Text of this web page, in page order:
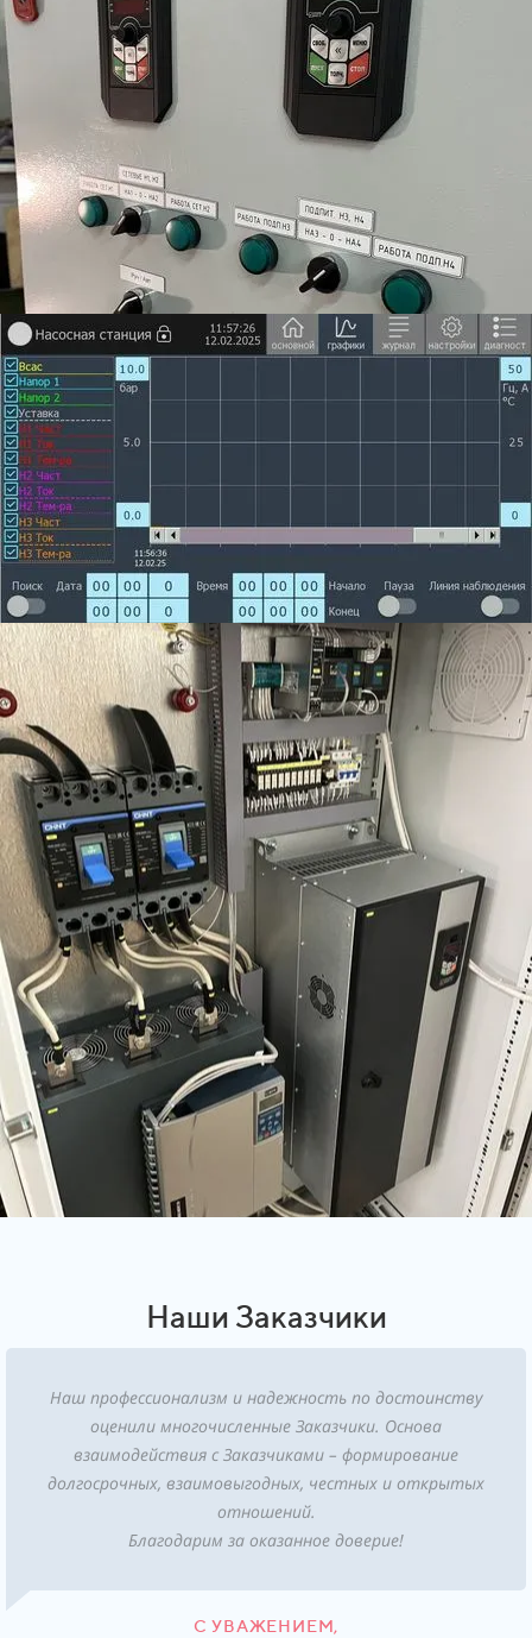
Наши Заказчики
Наш профессионализм и надежность по достоинству
оценили многочисленные Заказчики. Основа
взаимодействия с Заказчиками – формирование
долгосрочных, взаимовыгодных, честных и открытых
отношений.
Благодарим за оказанное доверие!
С УВАЖЕНИЕМ,